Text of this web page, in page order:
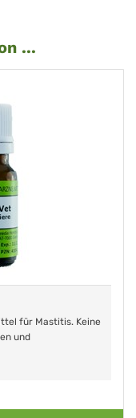
...
für Mastitis. Keine
und